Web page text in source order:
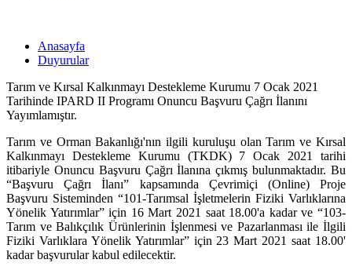
Anasayfa
Duyurular
Tarım ve Kırsal Kalkınmayı Destekleme Kurumu 7 Ocak 2021
Tarihinde IPARD II Programı Onuncu Başvuru Çağrı İlanını
Yayımlamıştır.
Tarım ve Orman Bakanlığı'nın ilgili kuruluşu olan Tarım ve Kırsal
Kalkınmayı Destekleme Kurumu (TKDK) 7 Ocak 2021 tarihi
itibariyle Onuncu Başvuru Çağrı İlanına çıkmış bulunmaktadır. Bu
“Başvuru Çağrı İlanı” kapsamında Çevrimiçi (Online) Proje
Başvuru Sisteminden “101-Tarımsal İşletmelerin Fiziki Varlıklarına
Yönelik Yatırımlar” için 16 Mart 2021 saat 18.00'a kadar ve “103-
Tarım ve Balıkçılık Ürünlerinin İşlenmesi ve Pazarlanması ile İlgili
Fiziki Varlıklara Yönelik Yatırımlar” için 23 Mart 2021 saat 18.00'
kadar başvurular kabul edilecektir.